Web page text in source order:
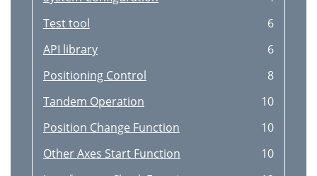
Test tool
6
API library
6
Positioning Control
8
Tandem Operation
10
Position Change Function
10
Other Axes Start Function
10